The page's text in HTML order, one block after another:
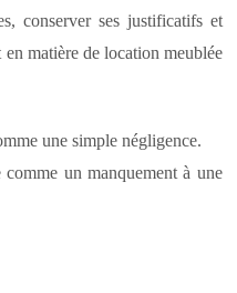
conserver ses justificatifs et
matière de location meublée
une simple négligence.
un manquement à une